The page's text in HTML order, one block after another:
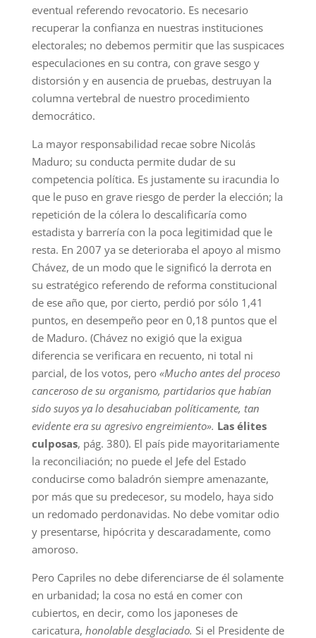
eventual referendo revocatorio. Es necesario
recuperar la confianza en nuestras instituciones
electorales; no debemos permitir que las suspicaces
especulaciones en su contra, con grave sesgo y
distorsión y en ausencia de pruebas, destruyan la
columna vertebral de nuestro procedimiento
democrático.
La mayor responsabilidad recae sobre Nicolás
Maduro; su conducta permite dudar de su
competencia política. Es justamente su iracundia lo
que le puso en grave riesgo de perder la elección; la
repetición de la cólera lo descalificaría como
estadista y barrería con la poca legitimidad que le
resta. En 2007 ya se deterioraba el apoyo al mismo
Chávez, de un modo que le significó la derrota en
su estratégico referendo de reforma constitucional
de ese año que, por cierto, perdió por sólo 1,41
puntos, en desempeño peor en 0,18 puntos que el
de Maduro. (Chávez no exigió que la exigua
diferencia se verificara en recuento, ni total ni
parcial, de los votos, pero «Mucho antes del proceso
canceroso de su organismo, partidarios que habían
sido suyos ya lo desahuciaban políticamente, tan
evidente era su agresivo engreimiento». Las élites
culposas, pág. 380). El país pide mayoritariamente
la reconciliación; no puede el Jefe del Estado
conducirse como baladrón siempre amenazante,
por más que su predecesor, su modelo, haya sido
un redomado perdonavidas. No debe vomitar odio
y presentarse, hipócrita y descaradamente, como
amoroso.
Pero Capriles no debe diferenciarse de él solamente
en urbanidad; la cosa no está en comer con
cubiertos, en decir, como los japoneses de
caricatura, honolable desglaciado. Si el Presidente de